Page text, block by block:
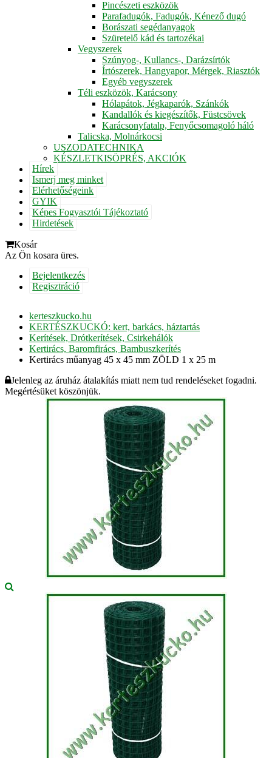
Pincészeti eszközök
Parafadugók, Fadugók, Kénező dugó
Borászati segédanyagok
Szüretelő kád és tartozékai
Vegyszerek
Szúnyog-, Kullancs-, Darázsírtók
Írtószerek, Hangyapor, Mérgek, Riasztók
Egyéb vegyszerek
Téli eszközök, Karácsony
Hólapátok, Jégkaparók, Szánkók
Kandallók és kiegészítők, Füstcsövek
Karácsonyfatalp, Fenyőcsomagoló háló
Talicska, Molnárkocsi
USZODATECHNIKA
KÉSZLETKISÖPRÉS, AKCIÓK
Hírek
Ismerj meg minket
Elérhetőségeink
GYIK
Képes Fogyasztói Tájékoztató
Hirdetések
Kosár
Az Ön kosara üres.
Bejelentkezés
Regisztráció
kerteszkucko.hu
KERTÉSZKUCKÓ: kert, barkács, háztartás
Kerítések, Drótkerítések, Csirkehálók
Kertirács, Baromfirács, Bambuszkerítés
Kertirács műanyag 45 x 45 mm ZÖLD 1 x 25 m
Jelenleg az áruház átalakítás miatt nem tud rendeléseket fogadni.
Megértésüket köszönjük.